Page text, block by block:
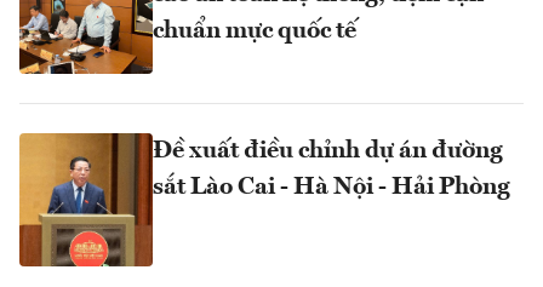
chuẩn mực quốc tế
Đề xuất điều chỉnh dự án đường
sắt Lào Cai - Hà Nội - Hải Phòng